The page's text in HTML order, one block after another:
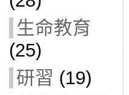
生命教育
(25)
研習 (19)